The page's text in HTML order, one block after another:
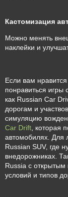
Кастомизация
Можно менять
наклейки и
Если вам
понравиться
как Russian Car
дорогам и
симуляцию
Car Drift , которая
автомобилях. Для
Russian SUV, где
внедорожниках.
Russia с
условий и типов